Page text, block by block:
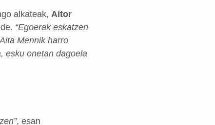
alkateak, Aitor
“Egoerak eskatzen
Mennik harro
esku onetan dagoela
, esan